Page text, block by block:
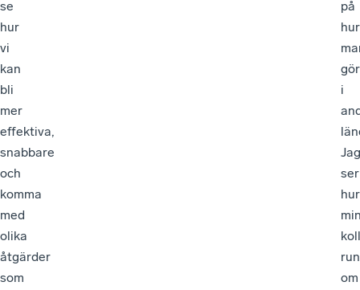
se
hur
vi
kan
bli
mer
effektiva,
snabbare
och
komma
med
olika
åtgärder
som
på
hur
gör
i
Jag
ser
hur
om